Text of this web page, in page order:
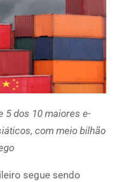
5 dos 10 maiores e-
com meio bilhão
segue sendo